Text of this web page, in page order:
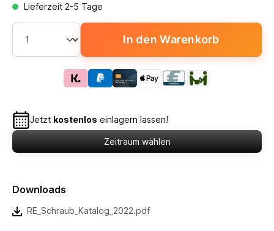
Lieferzeit 2-5 Tage
In den Warenkorb
Jetzt kostenlos einlagern lassen!
Zeitraum wählen
Downloads
RE_Schraub_Katalog_2022.pdf